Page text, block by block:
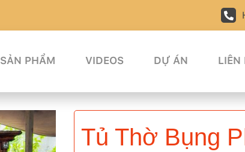
SẢN PHẨM VIDEOS DỰ ÁN LIÊN
Tủ Thờ Bụng